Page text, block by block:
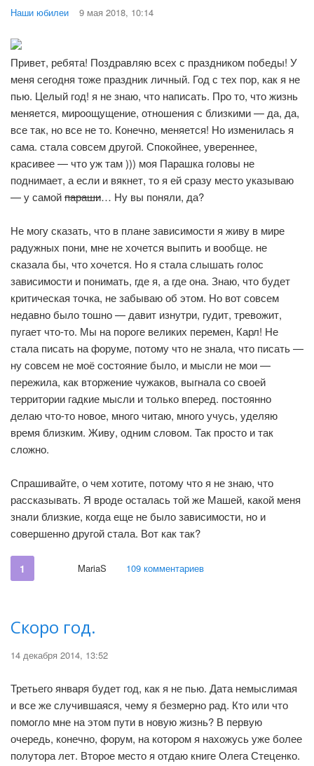
Наши юбилеи 9 мая 2018, 10:14
Привет, ребята! Поздравляю всех с праздником победы! У
меня сегодня тоже праздник личный. Год с тех пор, как я не
пью. Целый год! я не знаю, что написать. Про то, что жизнь
меняется, мироощущение, отношения с близкими — да, да,
все так, но все не то. Конечно, меняется! Но изменилась я
сама. стала совсем другой. Спокойнее, увереннее,
красивее — что уж там ))) моя Парашка головы не
поднимает, а если и вякнет, то я ей сразу место указываю
— у самойпараши… Ну вы поняли, да?
Не могу сказать, что в плане зависимости я живу в мире
радужных пони, мне не хочется выпить и вообще. не
сказала бы, что хочется. Но я стала слышать голос
зависимости и понимать, где я, а где она. Знаю, что будет
критическая точка, не забываю об этом. Но вот совсем
недавно было тошно — давит изнутри, гудит, тревожит,
пугает что-то. Мы на пороге великих перемен, Карл! Не
стала писать на форуме, потому что не знала, что писать —
ну совсем не моё состояние было, и мысли не мои —
пережила, как вторжение чужаков, выгнала со своей
территории гадкие мысли и только вперед. постоянно
делаю что-то новое, много читаю, много учусь, уделяю
время близким. Живу, одним словом. Так просто и так
сложно.
Спрашивайте, о чем хотите, потому что я не знаю, что
рассказывать. Я вроде осталась той же Машей, какой меня
знали близкие, когда еще не было зависимости, но и
совершенно другой стала. Вот как так?
1 MariaS 109 комментариев
Скоро год.
14 декабря 2014, 13:52
Третьего января будет год, как я не пью. Дата немыслимая
и все же случившаяся, чему я безмерно рад. Кто или что
помогло мне на этом пути в новую жизнь? В первую
очередь, конечно, форум, на котором я нахожусь уже более
полутора лет. Второе место я отдаю книге Олега Стеценко.